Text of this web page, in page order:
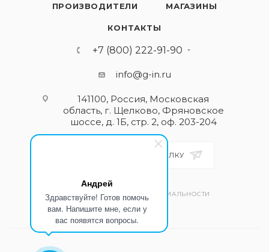
Андрей
Здравствуйте! Готов помочь
вам. Напишите мне, если у
вас появятся вопросы.
ПРОИЗВОДИТЕЛИ МАГАЗИНЫ
КОНТАКТЫ
+7 (800) 222-91-90
info@g-in.ru
141100, Россия, Московская
область, г. Щелково, Фряновское
шоссе, д. 1Б, стр. 2, оф. 203-204
ПОДПИСАТЬСЯ НА РАССЫЛКУ
ПОЛИТИКА КОНФИДЕНЦИАЛЬНОСТИ